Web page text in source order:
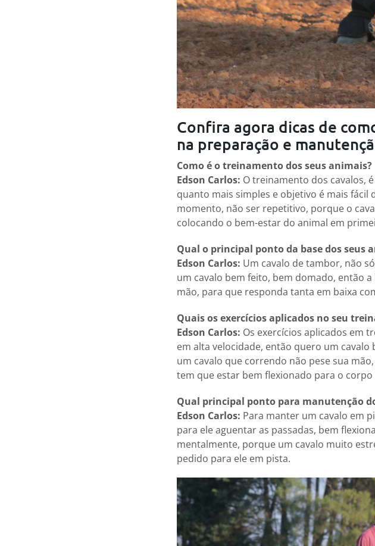
Confira agora dicas de
na preparação e
Como é o treinamento dos seus animais?
Edson Carlos: O treinamento dos cavalos,
quanto mais simples e objetivo é mais
momento, não ser repetitivo, porque o
colocando o bem-estar do animal em
Qual o principal ponto da base dos seus
Edson Carlos: Um cavalo de tambor, não
um cavalo bem feito, bem domado, então
mão, para que responda tanta em baixa
Quais os exercícios aplicados no seu
Edson Carlos: Os exercícios aplicados em
em alta velocidade, então quero um
um cavalo que correndo não pese sua
tem que estar bem flexionado para o
Qual principal ponto para manutenção
Edson Carlos: Para manter um cavalo em
para ele aguentar as passadas, bem
mentalmente, porque um cavalo muito
pedido para ele em pista.